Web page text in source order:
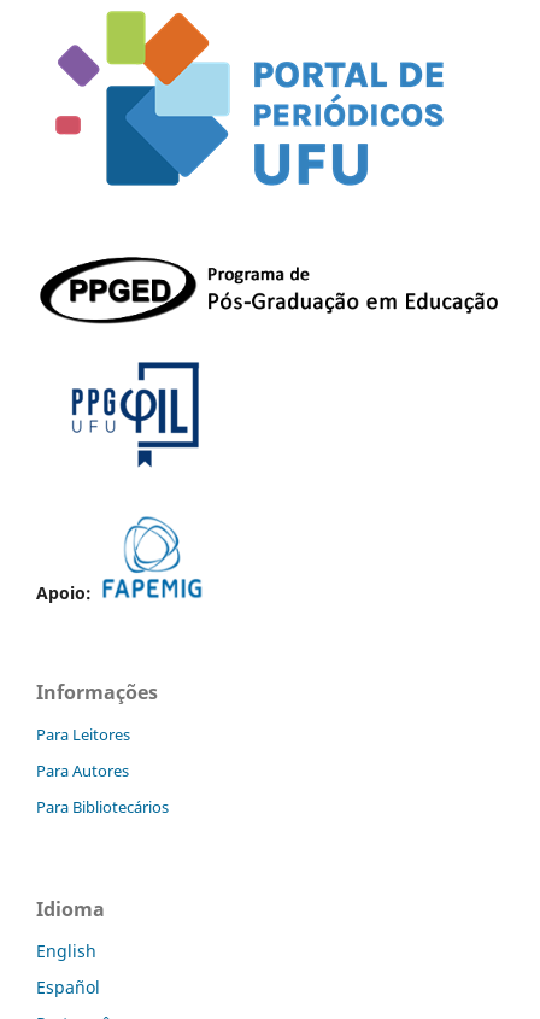
Apoio:
Informações
Para Leitores
Para Autores
Para Bibliotecários
Idioma
English
Español